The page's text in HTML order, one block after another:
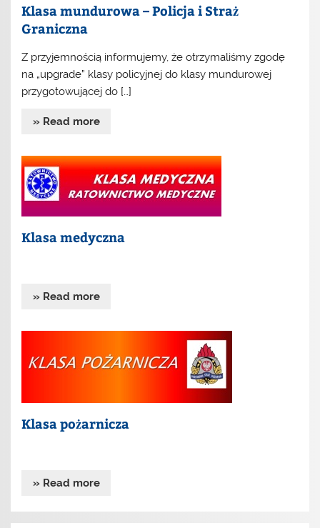
Klasa mundurowa – Policja i Straż
Graniczna
Z przyjemnością informujemy, że otrzymaliśmy zgodę
na „upgrade” klasy policyjnej do klasy mundurowej
przygotowującej do […]
» Read more
Klasa medyczna
» Read more
Klasa pożarnicza
» Read more